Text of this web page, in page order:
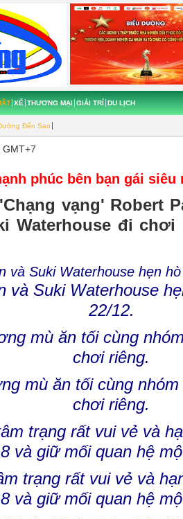
Đến Sao
XẾ THƯƠNG MẠI GIẢI TRÍ DU LỊCH
phúc bên bạn gái siêu
vạng' Robert
Waterhouse đi
và Suki Waterhouse
22/12.
mù ăn tối cùng
chơi riêng.
trạng rất vui vẻ và
và giữ mối quan hệ